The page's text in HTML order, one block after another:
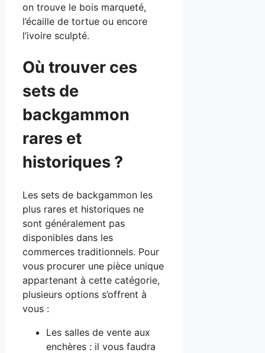
on trouve le bois marqueté,
l’écaille de tortue ou encore
l’ivoire sculpté.
Où trouver ces
sets de
backgammon
rares et
historiques ?
Les sets de backgammon les
plus rares et historiques ne
sont généralement pas
disponibles dans les
commerces traditionnels. Pour
vous procurer une pièce unique
appartenant à cette catégorie,
plusieurs options s’offrent à
vous :
Les salles de vente aux
enchères : il vous faudra